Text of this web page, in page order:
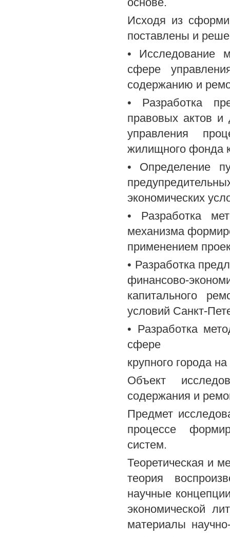
Исходя из
поставлены и
• Исследование
сфере
содержанию и
• Разработка
правовых актов и
управления
жилищного фонда
• Определение
экономических
• Разработка
механизма
применением
• Разработка
финансово-
капитального
условий Санкт-
• Разработка
сфере
крупного города
Объект
содержания и
Предмет
процессе
систем.
Теоретическая и
теория
научные
экономической
материалы